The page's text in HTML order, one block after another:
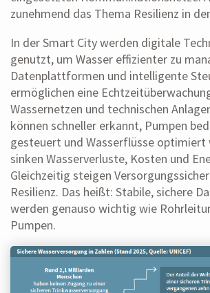
zunehmend das Thema Resilienz in
In der Smart City werden digitale
genutzt, um Wasser effizienter zu
Datenplattformen und intelligente
ermöglichen eine
Wassernetzen und technischen
können schneller erkannt, Pumpen
gesteuert und Wasserflüsse optimiert
sinken Wasserverluste, Kosten und
Gleichzeitig steigen
Resilienz. Das heißt: Stabile, sichere
werden genauso wichtig wie
Pumpen.